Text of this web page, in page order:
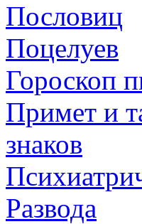
Пословиц
Поцелуев
Гороскоп
Примет и
знаков
Развода